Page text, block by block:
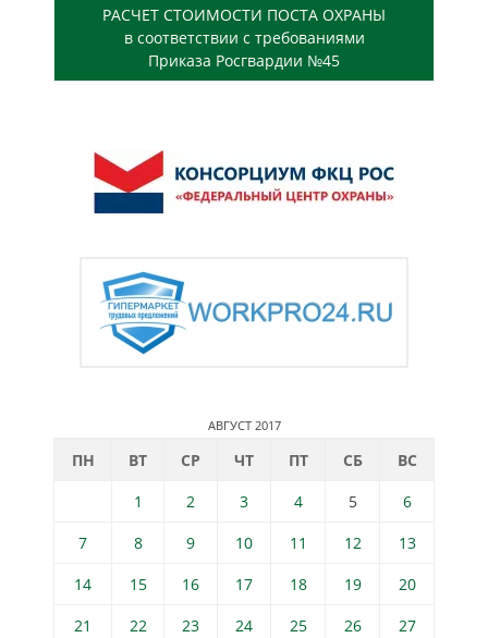
РАСЧЕТ СТОИМОСТИ ПОСТА ОХРАНЫ
в соответствии с требованиями
Приказа Росгвардии №45
АВГУСТ 2017
ПН ВТ СР ЧТ ПТ СБ
ВС
1
2 3 4 5
6
7
8 9 10 11 12
13
14
15 16 17 18 19
20
21
22 23 24 25 26
27